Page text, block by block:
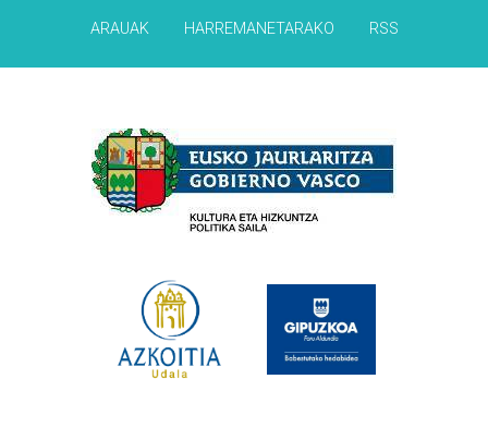
ARAUAK HARREMANETARAKO RSS